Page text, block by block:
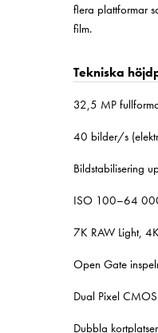
flera plattformar
film.
Tekniska
32,5 MP
40 bilder/s
Bildstabilisering
ISO 100–64
7K RAW Light,
Open Gate
Dual Pixel
Dubbla